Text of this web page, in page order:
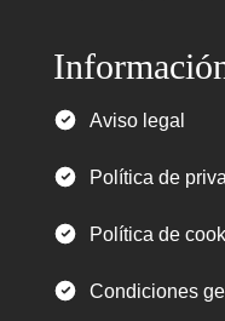
Aviso legal
Política de
Política de
Condiciones